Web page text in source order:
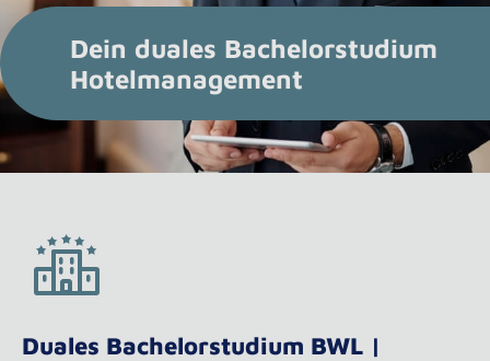
Dein duales Bachelorstudium
Hotelmanagement
Duales Bachelorstudium BWL |